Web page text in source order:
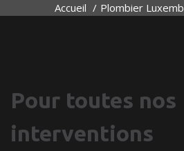
Accueil Plombier
Pour toutes nos
interventions